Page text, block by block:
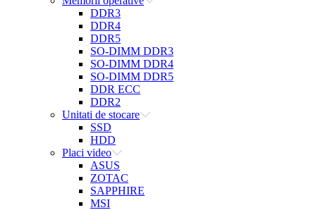
DDR3
DDR4
DDR5
SO-DIMM DDR3
SO-DIMM DDR4
SO-DIMM DDR5
DDR ECC
DDR2
Unitati de stocare
SSD
HDD
Placi video
ASUS
ZOTAC
SAPPHIRE
MSI